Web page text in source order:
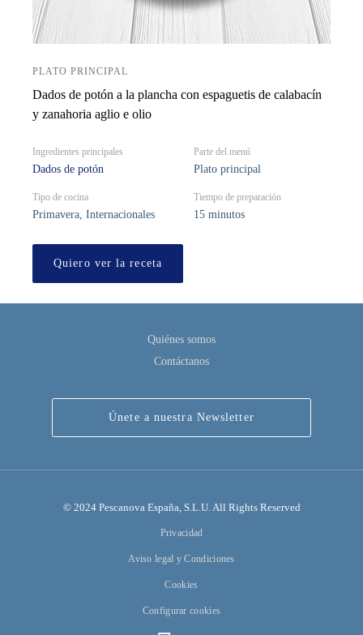
PLATO PRINCIPAL
Dados de potón a la plancha con espaguetis de calabacín
y zanahoria aglio e olio
Ingredientes principales
Dados de potón
Tipo de cocina
Primavera, Internacionales
Parte del menú
Plato principal
Tiempo de preparación
15 minutos
Quiero ver la receta
Quiénes somos
Contáctanos
Únete a nuestra Newsletter
© 2024 Pescanova España, S.L.U. All Rights Reserved
Privacidad
Aviso legal y Condiciones
Cookies
Configurar cookies